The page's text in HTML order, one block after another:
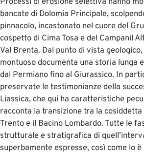
bancate di Dolomia Principale,
pinnacolo, incastonato nel cuore del
cospetto di Cima Tosa e del Campanil
Val Brenta. Dal punto di vista
montuoso documenta una storia lunga
dal Permiano fino al Giurassico. In
preservate le testimonianze della
Liassica, che qui ha caratteristiche
racconta la transizione tra la
Trento e il Bacino Lombardo. Tutte le
strutturale e stratigrafica di
superbamente espresse, così come lo